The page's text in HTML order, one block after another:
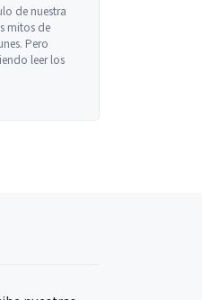
nuestra
de
Pero
leer los